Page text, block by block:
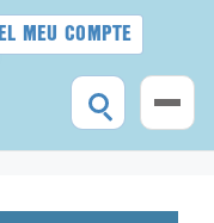
EL MEU COMPTE